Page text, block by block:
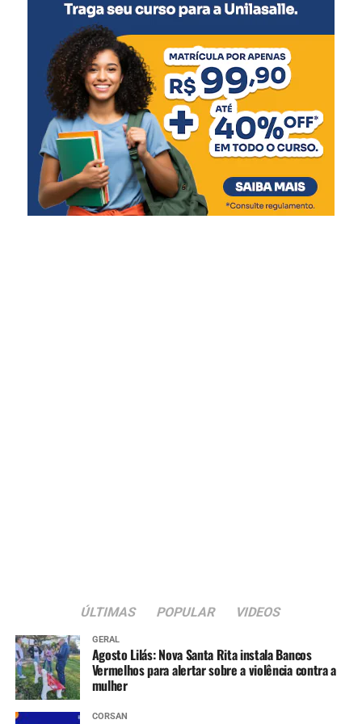
Entre os projetos contemplados, estão a recuperação do
dique da Niterói, com R$ 500 mil para contratação de
projetos, e a reestruturação dos diques do Rio Branco e
Matias Velho, com valores de R$ 62 milhões e R$ 34,2
milhões, respectivamente. As casas de bombas, que
tiveram seu funcionamento comprometido durante a
enchente, receberão R$ 78,7 milhões em obras
estruturais, eletromecânicas e de automação.
ÚLTIMAS POPULAR VIDEOS
GERAL
Agosto Lilás: Nova Santa Rita instala Bancos
Vermelhos para alertar sobre a violência contra a
mulher
CORSAN